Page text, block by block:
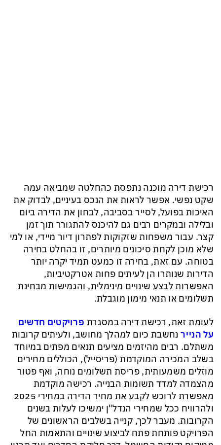
רכישת דירה מוכנה נתפסת כהחלטה שמביאה עמה
שקט נפשי. אפשר לראות את הנכס בעיניים, לבדוק את
האיכות בפועל, לסייר בסביבה, לבחון את הדירה ביום
ובלילה ובמקרים רבים גם להיכנס להתגורר תוך זמן
קצר. עבור משפחות שזקוקות לפתרון דיור מיידי, או למי
שלא מוכן לקחת סיכונים מיותרים, זו בהחלט בחירה
בטוחה. עם זאת, בחירה זו כמעט תמיד יקרה יותר
הדירות שנותרו הן לעיתים פחות אטרקטיביות,
האפשרות לבצע שינויים מינימלית, והגמישות מבחינת
תשלומים או תנאי מימון מוגבלת.
לעומת זאת, רכישת דירה במסגרת פרויקטים חדשים
על הניירנחשבת כיום למהלך מחושב, ולעיתים קרובות
משתלם. רבים מהיזמים מציעים תנאים מפתים במיוחד
בשלב המכירה המוקדמת (פריסייל), הכוללים מחירים
מוזלים משמעותית, פריסת תשלומים נוחה, ואף פטור
מהצמדה למדד תשומות הבנייה. רכישה מוקדמת
מאפשרת לרוכש לקבע את מחיר הדירה במחירי 2025
ולהרוויח ככל שמחירי הנדל"ן ימשיכו לעלות בשנים
הקרובות. מעבר לכך, קנייה בשלבים הראשונים של
הפרויקט פותחת פתח לביצוע שינויים והתאמות החל